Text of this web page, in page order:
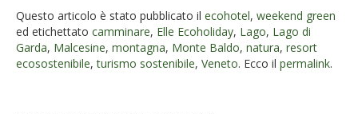
Questo articolo è stato pubblicato il ecohotel, weekend green
ed etichettato camminare, Elle Ecoholiday, Lago, Lago di
Garda, Malcesine, montagna, Monte Baldo, natura, resort
ecosostenibile,turismo sostenibile, Veneto. Ecco il permalink.